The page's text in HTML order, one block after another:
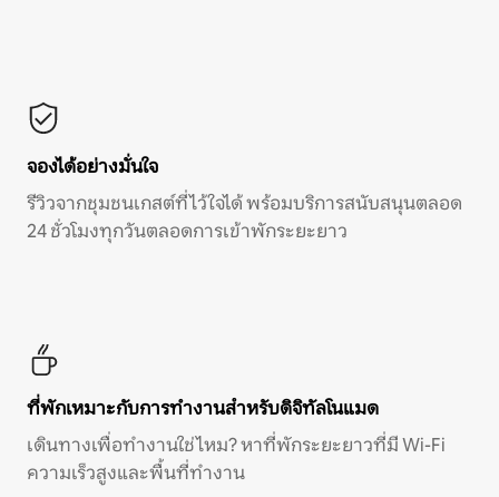
จองได้อย่างมั่นใจ
รีวิวจากชุมชนเกสต์ที่ไว้ใจได้ พร้อมบริการสนับสนุนตลอด
24 ชั่วโมงทุกวันตลอดการเข้าพักระยะยาว
ที่พักเหมาะกับการทำงานสำหรับดิจิทัลโนแมด
เดินทางเพื่อทำงานใช่ไหม? หาที่พักระยะยาวที่มี Wi-Fi
ความเร็วสูงและพื้นที่ทำงาน